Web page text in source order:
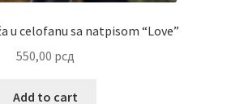
u celofanu sa natpisom “Love”
550,00 рсд
Add to cart